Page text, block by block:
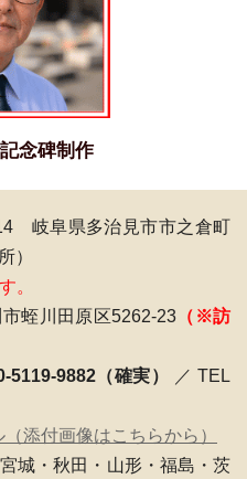
念碑制作
岐阜県多治見市市之倉町
）
。
蛭川田原区5262-23 （※訪
5119-9882（確実）
／ TEL
添付画像はこちらから）
城・秋田・山形・福島・茨